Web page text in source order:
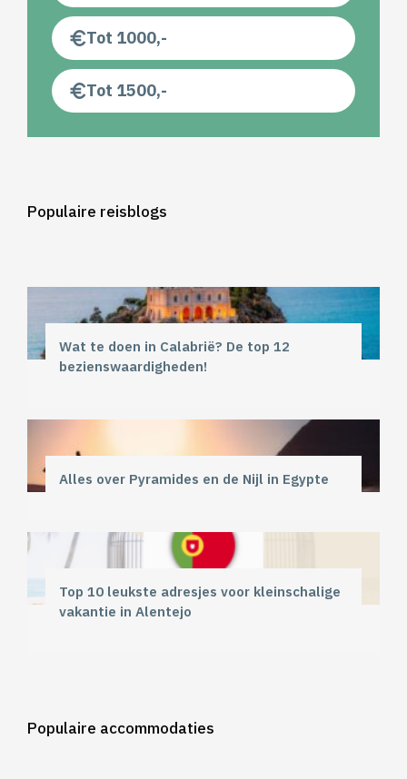
Tot 1000,-
Tot 1500,-
Populaire reisblogs
Wat te doen in Calabrië? De top 12
bezienswaardigheden!
Alles over Pyramides en de Nijl in Egypte
Top 10 leukste adresjes voor kleinschalige
vakantie in Alentejo
Populaire accommodaties